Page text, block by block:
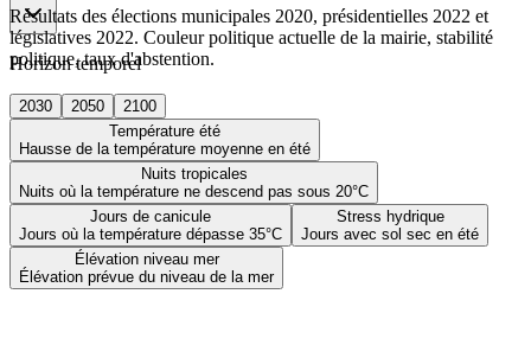
Horizon temporel
2030 2050
2100
Température été
Hausse de la température moyenne en été
Nuits tropicales
Nuits où la température ne descend pas sous 20°C
Jours de canicule
Jours où la température dépasse 35°C
Stress hydrique
Jours avec sol sec en été
Élévation niveau mer
Élévation prévue du niveau de la mer
Résultats des élections municipales 2020, présidentielles 2022 et
législatives 2022. Couleur politique actuelle de la mairie, stabilité
politique, taux d'abstention.